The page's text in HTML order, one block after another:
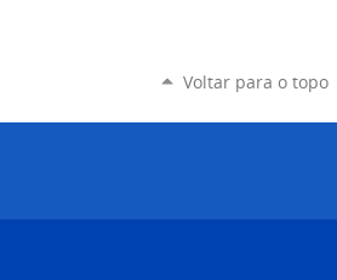
Voltar para o topo